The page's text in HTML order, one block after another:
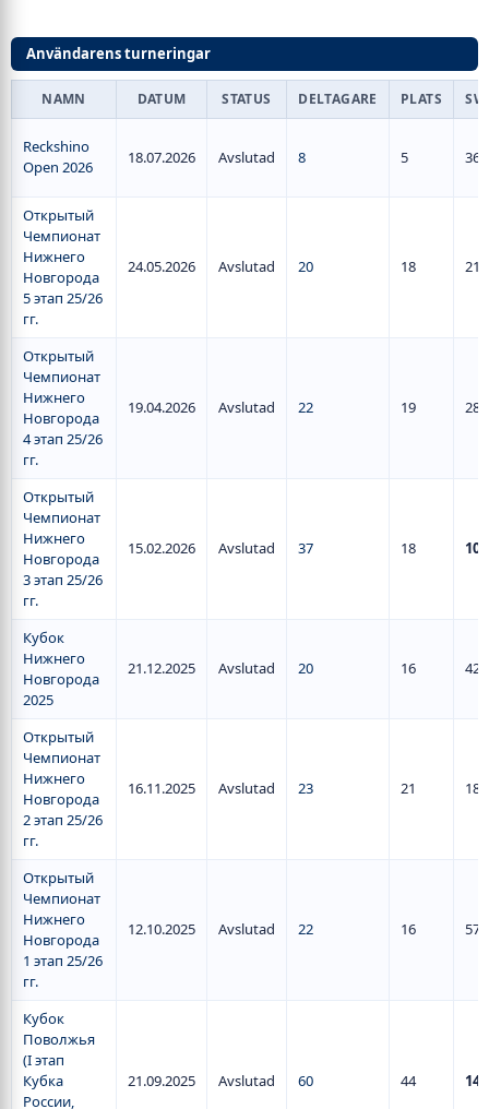
Användarens turneringar
NAMN DATUM STATUS DELTAGARE PLATS
Reckshino
Open 2026
18.07.2026 Avslutad 8 5 36
Открытый
Чемпионат
Нижнего
Новгорода
5 этап 25/26
гг.
24.05.2026 Avslutad 20 18 21
Открытый
Чемпионат
Нижнего
Новгорода
4 этап 25/26
гг.
19.04.2026 Avslutad 22 19 28
Открытый
Чемпионат
Нижнего
Новгорода
3 этап 25/26
гг.
15.02.2026 Avslutad 37 18 101
Кубок
Нижнего
Новгорода
2025
21.12.2025 Avslutad 20 16 42
Открытый
Чемпионат
Нижнего
Новгорода
2 этап 25/26
гг.
16.11.2025 Avslutad 23 21 18
Открытый
Чемпионат
Нижнего
Новгорода
1 этап 25/26
гг.
12.10.2025 Avslutad 22 16 57
Кубок
Поволжья
(I этап
Кубка
России,
21.09.2025 Avslutad 60 44 140